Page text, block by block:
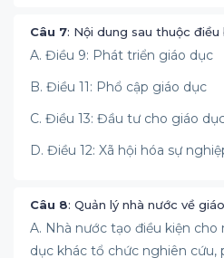
Câu 7: Nội dung sau thuộc điều
A. Điều 9: Phát triển giáo dục
B. Điều 11: Phổ cập giáo dục
C. Điều 13: Đầu tư cho giáo
D. Điều 12: Xã hội hóa sự
Câu 8: Quản lý nhà nước về
A. Nhà nước tạo điều kiện
dục khác tổ chức nghiên cứu,